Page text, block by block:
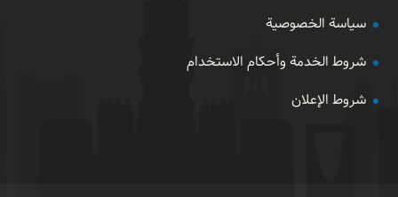
سياسة الخصوصية
شروط الخدمة وأحكام الاستخدام
شروط الإعلان